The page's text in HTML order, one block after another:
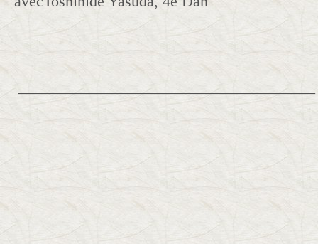
______________________________________